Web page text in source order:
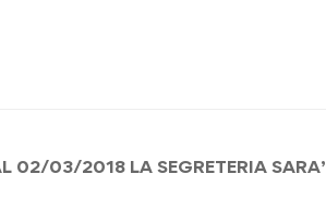
02/03/2018 LA SEGRETERIA SARA’